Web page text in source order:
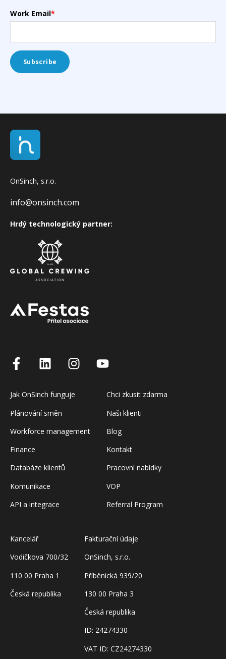
Work Email*
OnSinch, s.r.o.
info@onsinch.com
Hrdý technologický partner:
Jak OnSinch funguje
Plánování směn
Workforce management
Finance
Databáze klientů
Komunikace
API a integrace
Chci zkusit zdarma
Naši klienti
Blog
Kontakt
Pracovní nabídky
VOP
Referral Program
Kancelář
Vodičkova 700/32
110 00 Praha 1
Česká republika
Fakturační údaje
OnSinch, s.r.o.
Příběnická 939/20
130 00 Praha 3
Česká republika
ID: 24274330
VAT ID: CZ24274330